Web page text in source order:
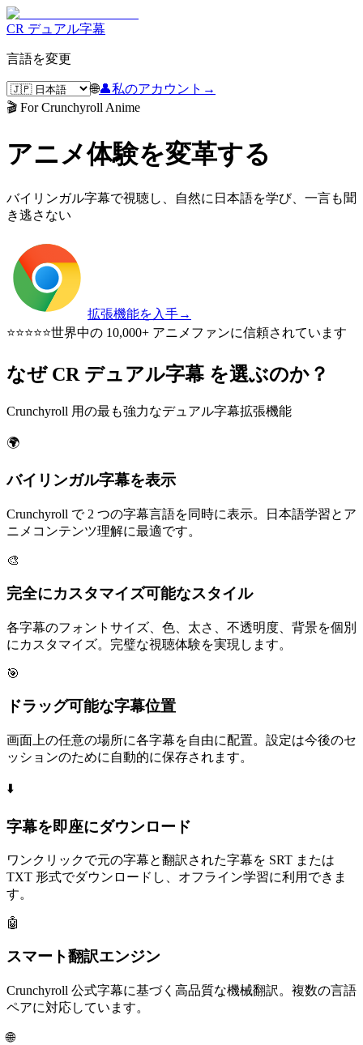
CR デュアル字幕
言語を変更
🌐👤私のアカウント →
🎬 For Crunchyroll Anime
アニメ体験を変革する
バイリンガル字幕で視聴し、自然に日本語を学び、一言も聞
き逃さない
拡張機能を入手→
⭐⭐⭐⭐⭐世界中の 10,000+ アニメファンに信頼されています
なぜ CR デュアル字幕 を選ぶのか？
Crunchyroll 用の最も強力なデュアル字幕拡張機能
🌍
バイリンガル字幕を表示
Crunchyroll で 2 つの字幕言語を同時に表示。日本語学習とア
ニメコンテンツ理解に最適です。
🎨
完全にカスタマイズ可能なスタイル
各字幕のフォントサイズ、色、太さ、不透明度、背景を個別
にカスタマイズ。完璧な視聴体験を実現します。
🎯
ドラッグ可能な字幕位置
画面上の任意の場所に各字幕を自由に配置。設定は今後のセ
ッションのために自動的に保存されます。
⬇️
字幕を即座にダウンロード
ワンクリックで元の字幕と翻訳された字幕を SRT または
TXT 形式でダウンロードし、オフライン学習に利用できま
す。
🤖
スマート翻訳エンジン
Crunchyroll 公式字幕に基づく高品質な機械翻訳。複数の言語
ペアに対応しています。
🌐